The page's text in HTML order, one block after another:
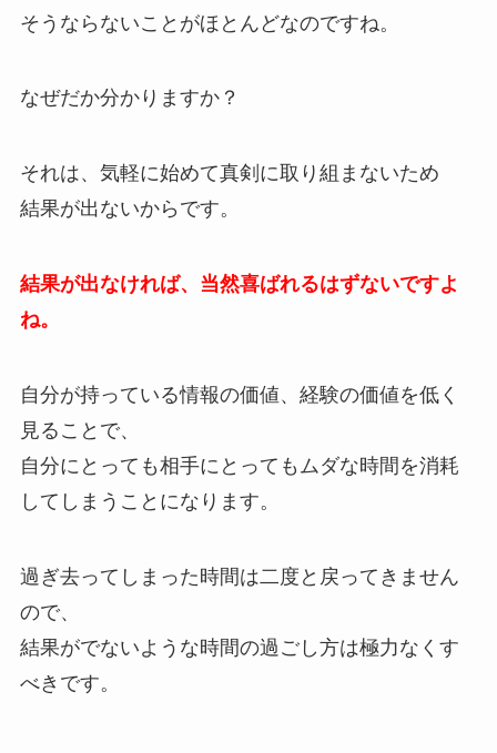
そうならないことがほとんどなのですね。
なぜだか分かりますか？
それは、気軽に始めて真剣に取り組まないため
結果が出ないからです。
結果が出なければ、当然喜ばれるはずないですよ
ね。
自分が持っている情報の価値、経験の価値を低く
見ることで、
自分にとっても相手にとってもムダな時間を消耗
してしまうことになります。
過ぎ去ってしまった時間は二度と戻ってきません
ので、
結果がでないような時間の過ごし方は極力なくす
べきです。